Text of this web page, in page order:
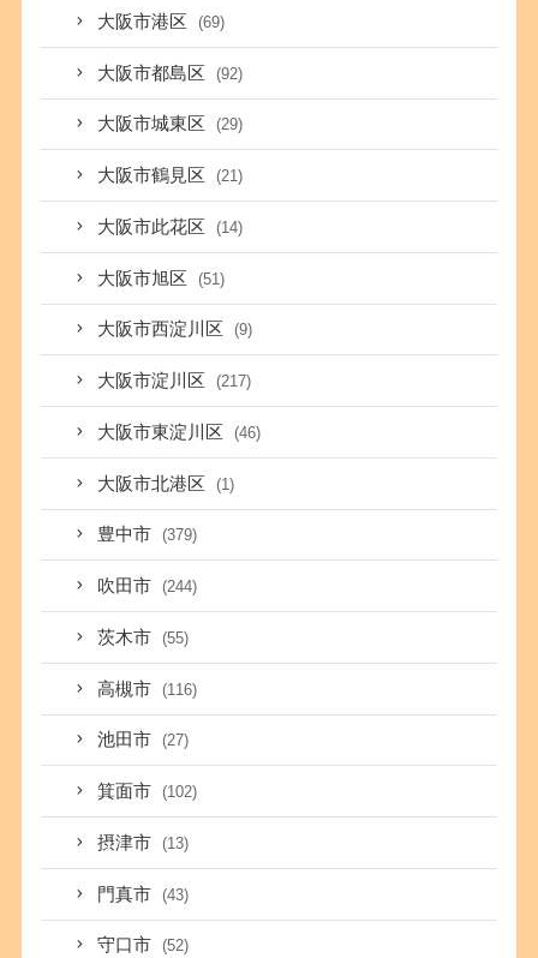
大阪市港区 (69)
大阪市都島区 (92)
大阪市城東区 (29)
大阪市鶴見区 (21)
大阪市此花区 (14)
大阪市旭区 (51)
大阪市西淀川区 (9)
大阪市淀川区 (217)
大阪市東淀川区 (46)
大阪市北港区 (1)
豊中市 (379)
吹田市 (244)
茨木市 (55)
高槻市 (116)
池田市 (27)
箕面市 (102)
摂津市 (13)
門真市 (43)
守口市 (52)